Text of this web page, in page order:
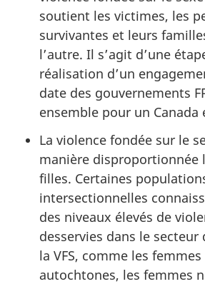
soutient les victimes, les
survivantes et leurs
l’autre. Il s’agit d’une
réalisation d’un
date des gouvernements
ensemble pour un Canada
La violence fondée sur le
manière disproportionnée
filles. Certaines
intersectionnelles
des niveaux élevés de
desservies dans le
la VFS, comme les
autochtones, les femmes